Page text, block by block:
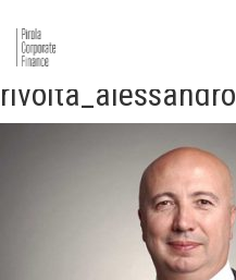
rivolta_alessandro